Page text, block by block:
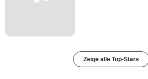
Zeige alle Top-Stars